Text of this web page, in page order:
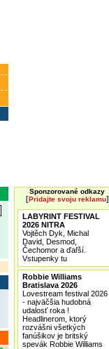
Sponzorované odkazy
[Pridajte svoju reklamu]
LABYRINT FESTIVAL
2026 NITRA
Vojtěch Dyk, Michal
David, Desmod,
Čechomor a ďaľší.
Vstupenky tu
Robbie Williams
Bratislava 2026
Lovestream festival 2026
- najväčšia hudobná
udalosť roka !
Headlinerom, ktorý
rozvášni všetkých
fanúšikov je britský
spevák Robbie Williams